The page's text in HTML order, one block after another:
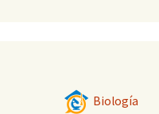
Biología